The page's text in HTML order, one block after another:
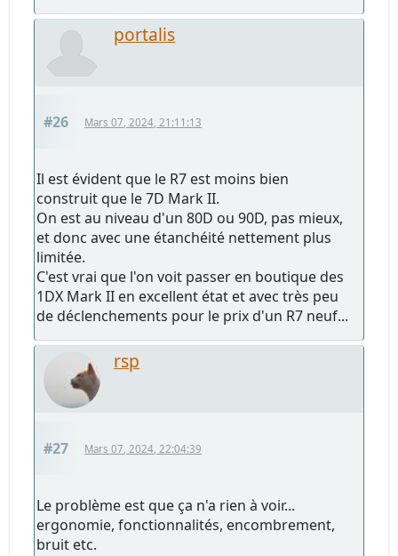
portalis
#26 Mars 07, 2024, 21:11:13
Il est évident que le R7 est moins bien
construit que le 7D Mark II.
On est au niveau d'un 80D ou 90D, pas mieux,
et donc avec une étanchéité nettement plus
limitée.
C'est vrai que l'on voit passer en boutique des
1DX Mark II en excellent état et avec très peu
de déclenchements pour le prix d'un R7 neuf...
rsp
#27 Mars 07, 2024, 22:04:39
Le problème est que ça n'a rien à voir...
ergonomie, fonctionnalités, encombrement,
bruit etc.